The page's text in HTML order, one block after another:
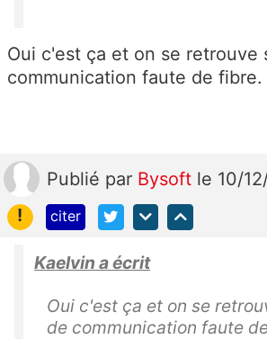
Oui c'est ça et on se retrouve
communication faute de fibre.
Publié par Bysoft le 10/
!
citer
Kaelvin a écrit
Oui c'est ça et on se
de communication faute